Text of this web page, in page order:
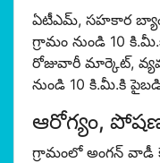
ఏటీఎమ్, సహకార
గ్రామం నుండి 10
రోజువారీ మార్కెట్,
నుండి 10 కి.మీ.కి
ఆరోగ్యం,
గ్రామంలో అంగన్ వాడీ